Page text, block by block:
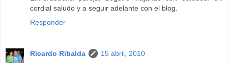
cordial saludo y a seguir adelante con el blog.
Responder
Ricardo Ribalda
15 abril, 2010